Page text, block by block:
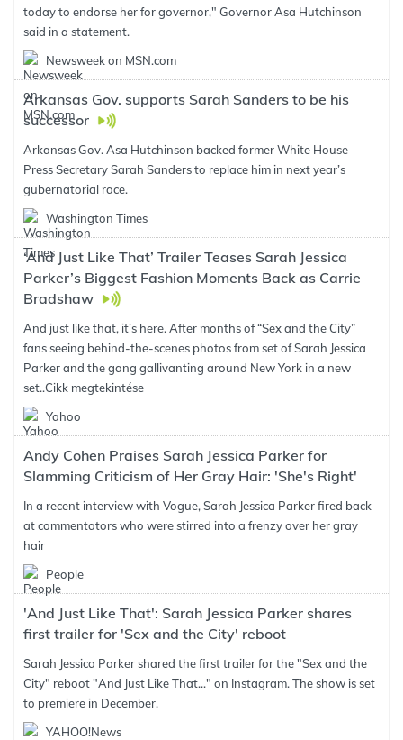
today to endorse her for governor," Governor Asa Hutchinson
said in a statement.
Newsweek on MSN.com
Arkansas Gov. supports Sarah Sanders to be his
successor
Arkansas Gov. Asa Hutchinson backed former White House
Press Secretary Sarah Sanders to replace him in next year’s
gubernatorial race.
Washington Times
‘And Just Like That’ Trailer Teases Sarah Jessica
Parker’s Biggest Fashion Moments Back as Carrie
Bradshaw
And just like that, it’s here. After months of “Sex and the City”
fans seeing behind-the-scenes photos from set of Sarah Jessica
Parker and the gang gallivanting around New York in a new
set..Cikk megtekintése
Yahoo
Andy Cohen Praises Sarah Jessica Parker for
Slamming Criticism of Her Gray Hair: 'She's Right'
In a recent interview with Vogue, Sarah Jessica Parker fired back
at commentators who were stirred into a frenzy over her gray
hair
People
'And Just Like That': Sarah Jessica Parker shares
first trailer for 'Sex and the City' reboot
Sarah Jessica Parker shared the first trailer for the "Sex and the
City" reboot "And Just Like That..." on Instagram. The show is set
to premiere in December.
YAHOO!News